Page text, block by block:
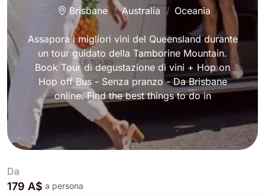
Brisbane Australia Oceania
Assapora i migliori vini del Queensland durante
un tour guidato della Tamborine Mountain.
Book Tour di degustazione di vini + Hop on
Hop off Bus - Senza pranzo - Da Brisbane
online. Find the best things to do in
Da
179 A$ a persona